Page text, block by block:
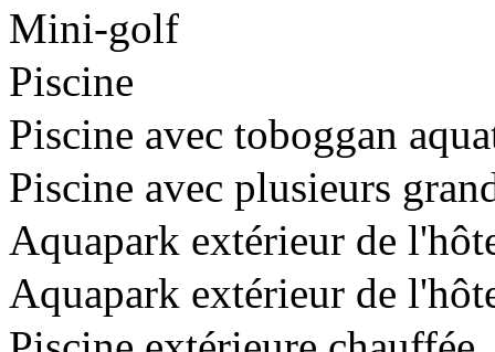
Mini-golf
Piscine
Piscine avec toboggan
Piscine avec plusieurs
Aquapark extérieur de
Aquapark extérieur de